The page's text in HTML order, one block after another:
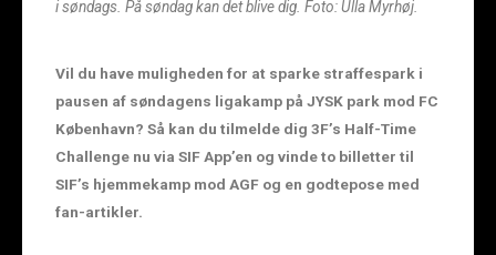
i søndags. På søndag kan det blive dig. Foto: Ulla Myrhøj.
Vil du have muligheden for at sparke straffespark i
pausen af søndagens ligakamp på JYSK park mod FC
København? Så kan du tilmelde dig 3F’s Half-Time
Challenge nu via SIF App’en og vinde to billetter til
SIF’s hjemmekamp mod AGF og en godtepose med
fan-artikler.